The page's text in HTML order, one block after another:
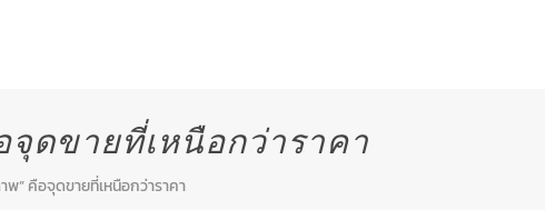
ดขายที่เหนือกว่าราคา
” คือจุดขายที่เหนือกว่าราคา